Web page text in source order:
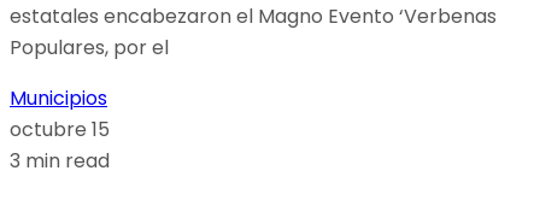
estatales encabezaron el Magno Evento ‘Verbenas
Populares, por el
Municipios
octubre 15
3 min read